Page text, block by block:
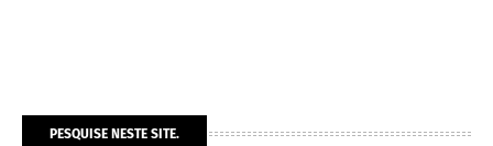
PESQUISE NESTE SITE.